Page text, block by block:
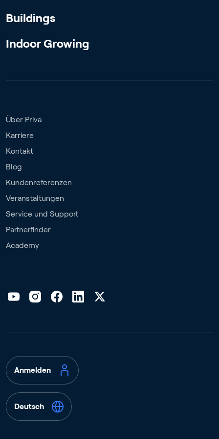
Buildings
Indoor Growing
Über Priva
Karriere
Kontakt
Blog
Kundenreferenzen
Veranstaltungen
Service und Support
Partnerfinder
Academy
Anmelden
Deutsch